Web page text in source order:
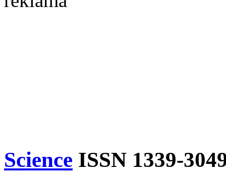
Science ISSN 1339-